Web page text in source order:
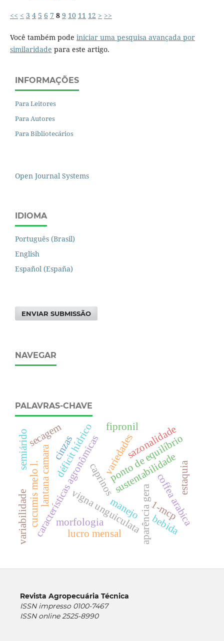
<< < 3 4 5 6 7 8 9 10 11 12 > >>
Você também pode iniciar uma pesquisa avançada por
similaridade para este artigo.
INFORMAÇÕES
Para Leitores
Para Autores
Para Bibliotecários
Open Journal Systems
IDIOMA
Português (Brasil)
English
Español (España)
ENVIAR SUBMISSÃO
NAVEGAR
PALAVRAS-CHAVE
caprinos
características agronômicasvigna unguiculata
sustentabilidade
coffea arabica
ponto de equilíbrio
aparência gera1-mcp
morfologia
déficit hídrico
cucumis melo l.
variedades
fipronil
lantana camara
sazonalidade
manejo
secagem
lucro mensal
variabilidade
cinzas
estaquia
bebida
semiárido
Revista Agropecuária Técnica
ISSN impresso 0100-7467
ISSN online 2525-8990